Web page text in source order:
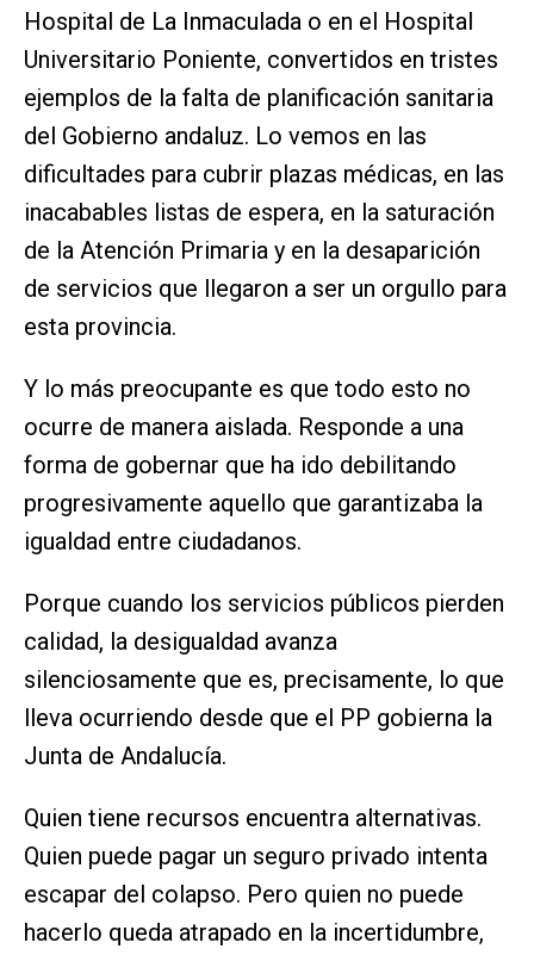
Hospital de La Inmaculada o en el Hospital
Universitario Poniente, convertidos en tristes
ejemplos de la falta de planificación sanitaria
del Gobierno andaluz. Lo vemos en las
dificultades para cubrir plazas médicas, en las
inacabables listas de espera, en la saturación
de la Atención Primaria y en la desaparición
de servicios que llegaron a ser un orgullo para
esta provincia.
Y lo más preocupante es que todo esto no
ocurre de manera aislada. Responde a una
forma de gobernar que ha ido debilitando
progresivamente aquello que garantizaba la
igualdad entre ciudadanos.
Porque cuando los servicios públicos pierden
calidad, la desigualdad avanza
silenciosamente que es, precisamente, lo que
lleva ocurriendo desde que el PP gobierna la
Junta de Andalucía.
Quien tiene recursos encuentra alternativas.
Quien puede pagar un seguro privado intenta
escapar del colapso. Pero quien no puede
hacerlo queda atrapado en la incertidumbre,